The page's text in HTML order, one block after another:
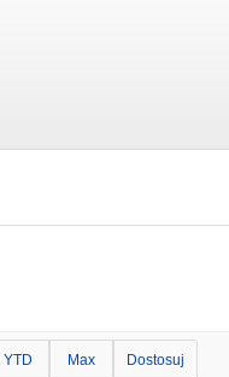
YTD Max Dostosuj